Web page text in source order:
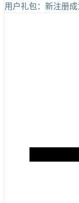
用户礼包：新注册